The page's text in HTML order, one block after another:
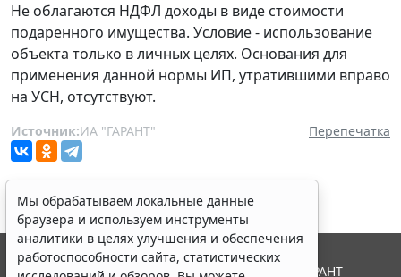
Не облагаются НДФЛ доходы в виде стоимости
подаренного имущества. Условие - использование
объекта только в личных целях. Основания для
применения данной нормы ИП, утратившими вправо
на УСН, отсутствуют.
Источник:ИА "ГАРАНТ" Перепечатка
Мы обрабатываем локальные данные
браузера и используем инструменты
аналитики в целях улучшения и обеспечения
работоспособности сайта, статистических
© ООО "НПП "ГАРАНТ-СЕРВИС", 2026. Система ГАРАНТ